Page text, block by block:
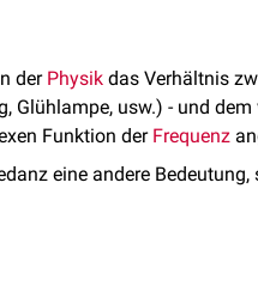
der Physik das Verhältnis
Glühlampe, usw.) - und
Funktion der Frequenz
eine andere Bedeutung,